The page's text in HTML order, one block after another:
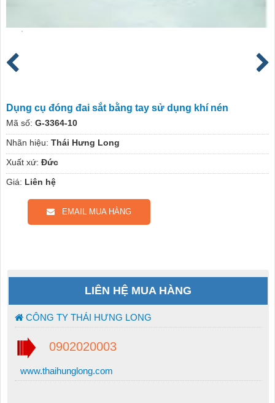
Dụng cụ đóng đai sắt bằng tay sử dụng khí nén
Mã số: G-3364-10
Nhãn hiệu: Thái Hưng Long
Xuất xứ: Đức
Giá: Liên hệ
EMAIL MUA HÀNG
LIÊN HỆ MUA HÀNG
CÔNG TY THÁI HƯNG LONG
0902020003
www.thaihunglong.com